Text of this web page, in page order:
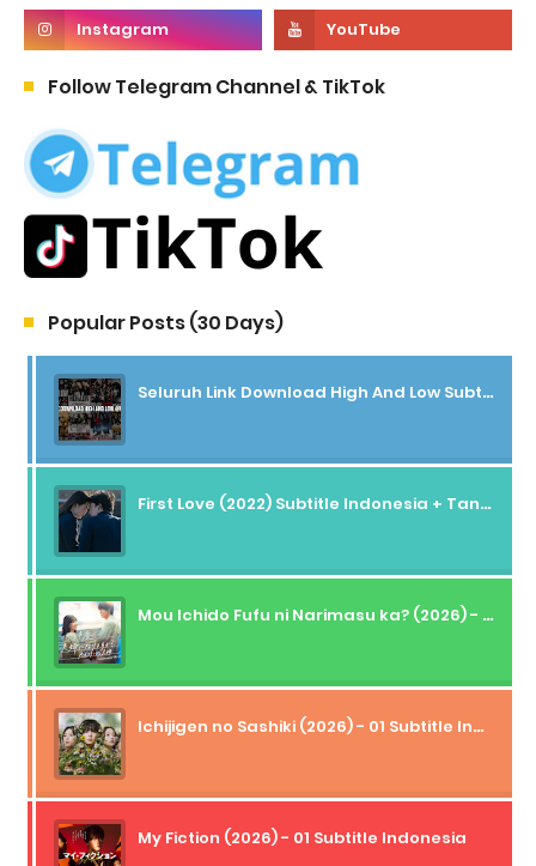
Follow Telegram Channel & TikTok
Popular Posts (30 Days)
Seluruh Link Download High And Low Subtitle Indonesia
First Love (2022) Subtitle Indonesia + Tanpa Iklan + Streaming + 1080p
Mou Ichido Fufu ni Narimasu ka? (2026) - 01 Subtitle Indonesia
Ichijigen no Sashiki (2026) - 01 Subtitle Indonesia
My Fiction (2026) - 01 Subtitle Indonesia